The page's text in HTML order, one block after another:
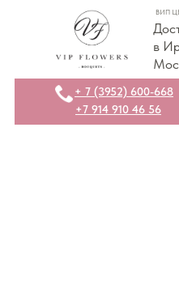
в
ВИП
+7 914 910 46 56
+ 7 (3952) 600-668